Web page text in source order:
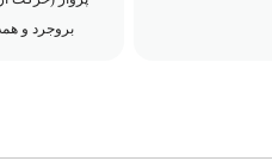
بروجرد و